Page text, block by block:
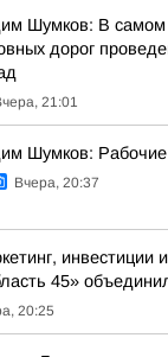
Шумков: В самом
дорог
21:01
Шумков:
Вчера, 20:37
инвестиции
45»
20:25